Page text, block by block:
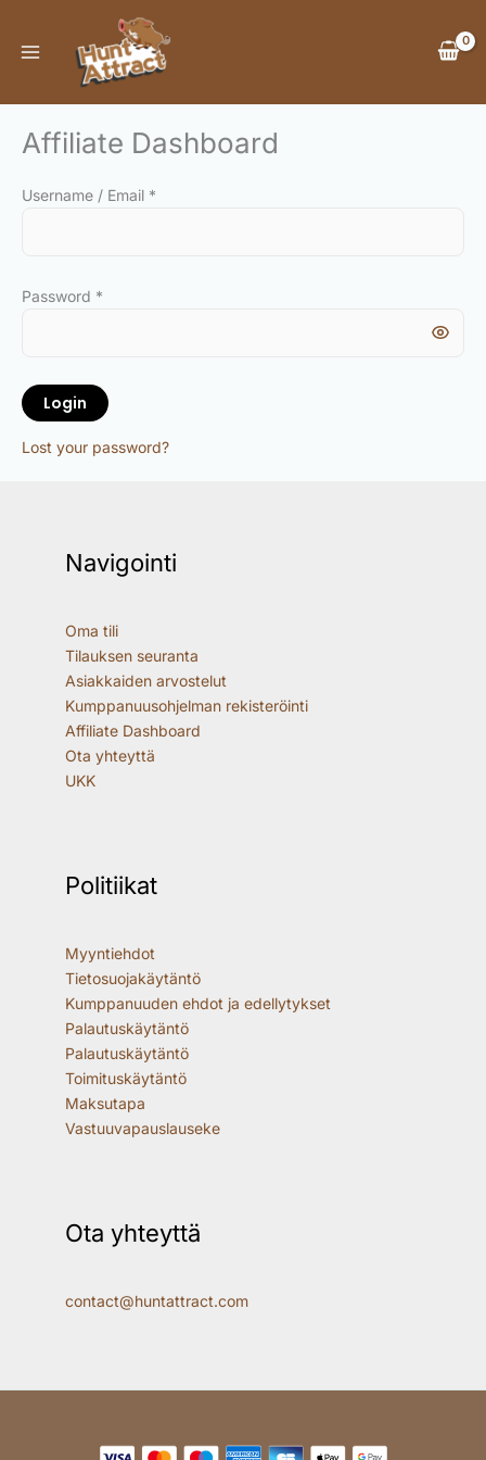
content
Affiliate Dashboard
Username / Email *
Password *
Login
Lost your password?
Navigointi
Oma tili
Tilauksen seuranta
Asiakkaiden arvostelut
Kumppanuusohjelman rekisteröinti
Affiliate Dashboard
Ota yhteyttä
UKK
Politiikat
Myyntiehdot
Tietosuojakäytäntö
Kumppanuuden ehdot ja edellytykset
Palautuskäytäntö
Palautuskäytäntö
Toimituskäytäntö
Maksutapa
Vastuuvapauslauseke
Ota yhteyttä
contact@huntattract.com